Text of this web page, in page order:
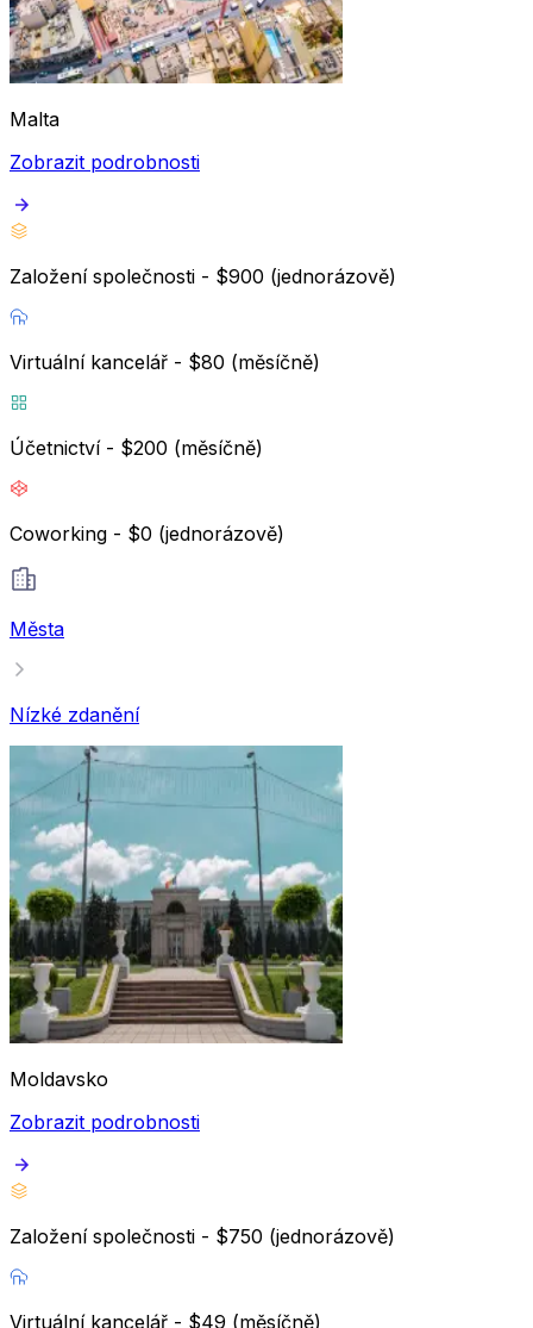
Malta
Zobrazit podrobnosti
Založení společnosti - $900 (jednorázově)
Virtuální kancelář - $80 (měsíčně)
Účetnictví - $200 (měsíčně)
Coworking - $0 (jednorázově)
Města
Nízké zdanění
Moldavsko
Zobrazit podrobnosti
Založení společnosti - $750 (jednorázově)
Virtuální kancelář - $49 (měsíčně)